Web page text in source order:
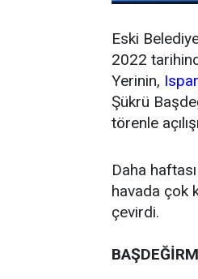
Eski
2022
Yerinin,
Şükrü
törenle
Daha
havada çok
çevirdi.